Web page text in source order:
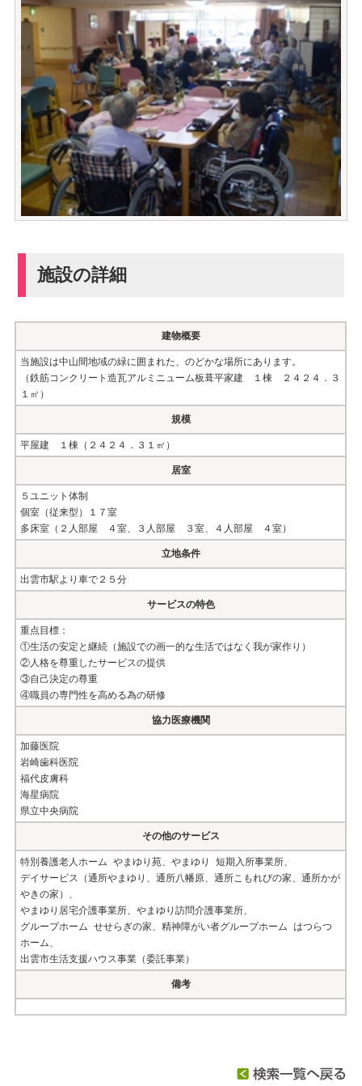
施設の詳細
建物概要
当施設は中山間地域の緑に囲まれた、のどかな場所にあります。
（鉄筋コンクリート造瓦アルミニューム板葺平家建 １棟 ２４２４．３
１㎡）
規模
平屋建 １棟（２４２４．３１㎡）
居室
５ユニット体制
個室（従来型）１７室
多床室（２人部屋 ４室、３人部屋 ３室、４人部屋 ４室）
立地条件
出雲市駅より車で２５分
サービスの特色
重点目標：
①生活の安定と継続（施設での画一的な生活ではなく我が家作り）
②人格を尊重したサービスの提供
③自己決定の尊重
④職員の専門性を高める為の研修
協力医療機関
加藤医院
岩崎歯科医院
福代皮膚科
海星病院
県立中央病院
その他のサービス
特別養護老人ホーム やまゆり苑、やまゆり 短期入所事業所、
デイサービス（通所やまゆり、通所八幡原、通所こもれびの家、通所かが
やきの家）、
やまゆり居宅介護事業所、やまゆり訪問介護事業所、
グループホーム せせらぎの家、精神障がい者グループホーム はつらつ
ホーム、
出雲市生活支援ハウス事業（委託事業）
備考